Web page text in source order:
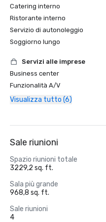
Catering interno
Ristorante interno
Servizio di autonoleggio
Soggiorno lungo
Servizi alle imprese
Business center
Funzionalità A/V
Visualizza tutto (6)
Sale riunioni
Spazio riunioni totale
3229,2 sq. ft.
Sala più grande
968,8 sq. ft.
Sale riunioni
4